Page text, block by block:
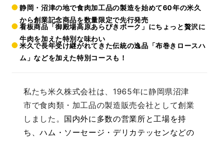
静岡・沼津の地で食肉加工品の製造を始めて60年の米久
から創業記念商品を数量限定で先行発売
看板商品「御殿場高原あらびきポーク」にちょっと贅沢に
牛肉を加えた特別な味わい
米久で長年受け継がれてきた伝統の逸品「布巻きロースハ
ム」などを加えた特別コースも！
私たち米久株式会社は、1965年に静岡県沼津
市で食肉類・加工品の製造販売会社として創業
しました。 国内外に多数の営業所と工場を持
ち、ハム・ソーセージ・デリカテッセンなどの